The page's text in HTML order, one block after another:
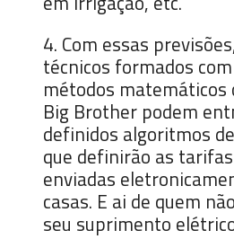
4. Com essas
técnicos formados
métodos
Big Brother podem
definidos algoritmos
que definirão as
enviadas
casas. E ai de quem
seu suprimento